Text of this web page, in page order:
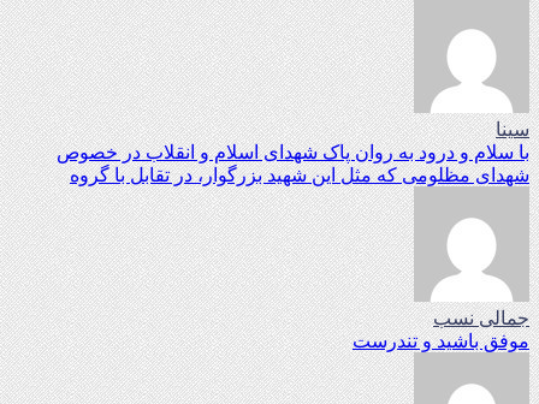
سینا
با سلام و درود به روان پاک شهدای اسلام و انقلاب در خصوص
شهدای مظلومی که مثل این شهید بزرگوار، در تقابل با گروه
جمالی نسب
موفق باشید و تندرست